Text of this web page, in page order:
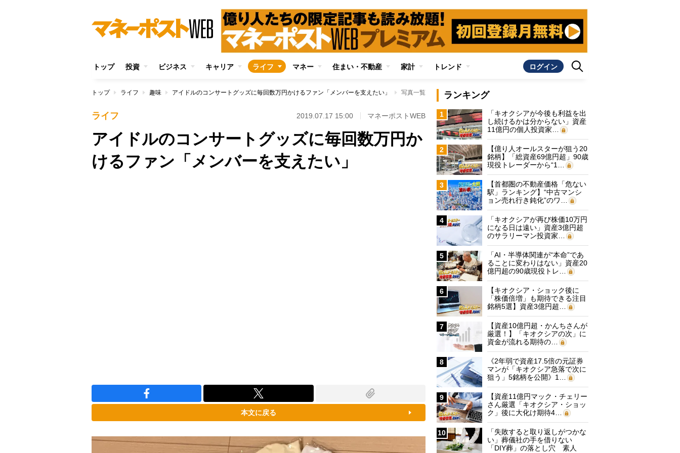
トップ 投資 ビジネス キャリア ライフ マネー 住まい・不動産 家計 トレンド ログイン
トップ ライフ 趣味 アイドルのコンサートグッズに毎回数万円かけるファン「メンバーを支えたい」 写真一覧
ライフ 2019.07.17 15:00 マネーポストWEB
アイドルのコンサートグッズに毎回数万円か
けるファン「メンバーを支えたい」
本文に戻る
ランキング
1
「キオクシアが今後も利益を出
し続けるかは分からない」資産
11億円の個人投資家…
2
【億り人オールスターが狙う20
銘柄】「総資産69億円超」90歳
現役トレーダーから“1…
3
【首都圏の不動産価格「危ない
駅」ランキング】“中古マンシ
ョン売れ行き鈍化”のワ…
4
「キオクシアが再び株価10万円
になる日は遠い」資産3億円超
のサラリーマン投資家…
5
「AI・半導体関連が“本命”であ
ることに変わりはない」資産20
億円超の90歳現役トレ…
6
【キオクシア・ショック後に
「株価倍増」も期待できる注目
銘柄5選】資産3億円超…
7
【資産10億円超・かんちさんが
厳選！】「キオクシアの次」に
資金が流れる期待の…
8
《2年弱で資産17.5倍の元証券
マンが「キオクシア急落で次に
狙う」5銘柄を公開》1…
9
【資産11億円マック・チェリー
さん厳選「キオクシア・ショッ
ク」後に大化け期待4…
10
「失敗すると取り返しがつかな
い」葬儀社の手を借りない
「DIY葬」の落とし穴 素人